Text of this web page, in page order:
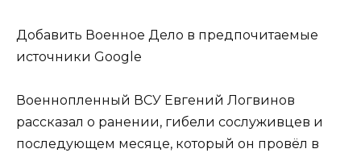
Добавить Военное Дело в предпочитаемые
источники Google
Военнопленный ВСУ Евгений Логвинов
рассказал о ранении, гибели сослуживцев и
последующем месяце, который он провёл в